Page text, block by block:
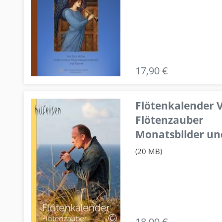
17,90 €
Flötenkalender
Flötenzauber
Monatsbilder
(20 MB)